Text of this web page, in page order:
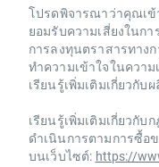
โปรดพิจารณาว่าคุณเข้
ยอมรับความเสี่ยงในก
การลงทุนตราสารทาง
ทำความเข้าใจในควา
เรียนรู้เพิ่มเติมเกี่ยวกั
เรียนรู้เพิ่มเติมเกี่ยวกับ
ดำเนินการตามการซื้อ
บนเว็บไซต์: https://